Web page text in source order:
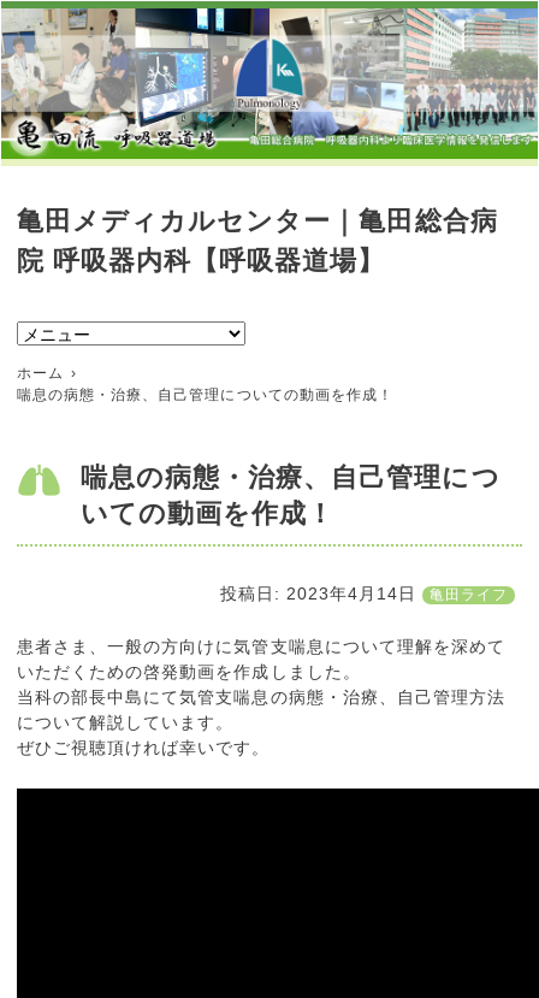
亀田メディカルセンター｜亀田総合病
院 呼吸器内科【呼吸器道場】
ホーム
喘息の病態・治療、自己管理についての動画を作成！
喘息の病態・治療、自己管理につ
いての動画を作成！
投稿日: 2023年4月14日 亀田ライフ
患者さま、一般の方向けに気管支喘息について理解を深めて
いただくための啓発動画を作成しました。
当科の部長中島にて気管支喘息の病態・治療、自己管理方法
について解説しています。
ぜひご視聴頂ければ幸いです。